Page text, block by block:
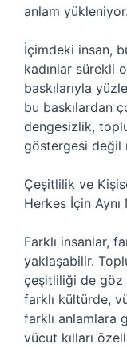
anlam yükleniyor.
İçimdeki insan,
kadınlar sürekli
baskılarıyla
bu baskılardan
dengesizlik,
göstergesi değil
Çeşitlilik ve
Herkes İçin Aynı
Farklı insanlar,
yaklaşabilir.
çeşitliliği de göz
farklı kültürde,
farklı anlamlara
vücut kılları